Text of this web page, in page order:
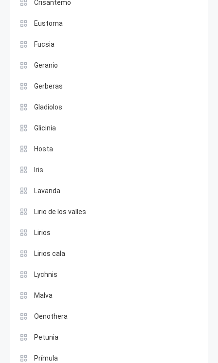
Crisantemo
Eustoma
Fucsia
Geranio
Gerberas
Gladiolos
Glicinia
Hosta
Iris
Lavanda
Lirio de los valles
Lirios
Lirios cala
Lychnis
Malva
Oenothera
Petunia
Prímula